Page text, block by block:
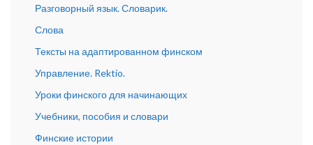
Разговорный язык. Словарик.
Слова
Тексты на адаптированном финском
Управление. Rektio.
Уроки финского для начинающих
Учебники, пособия и словари
Финские истории